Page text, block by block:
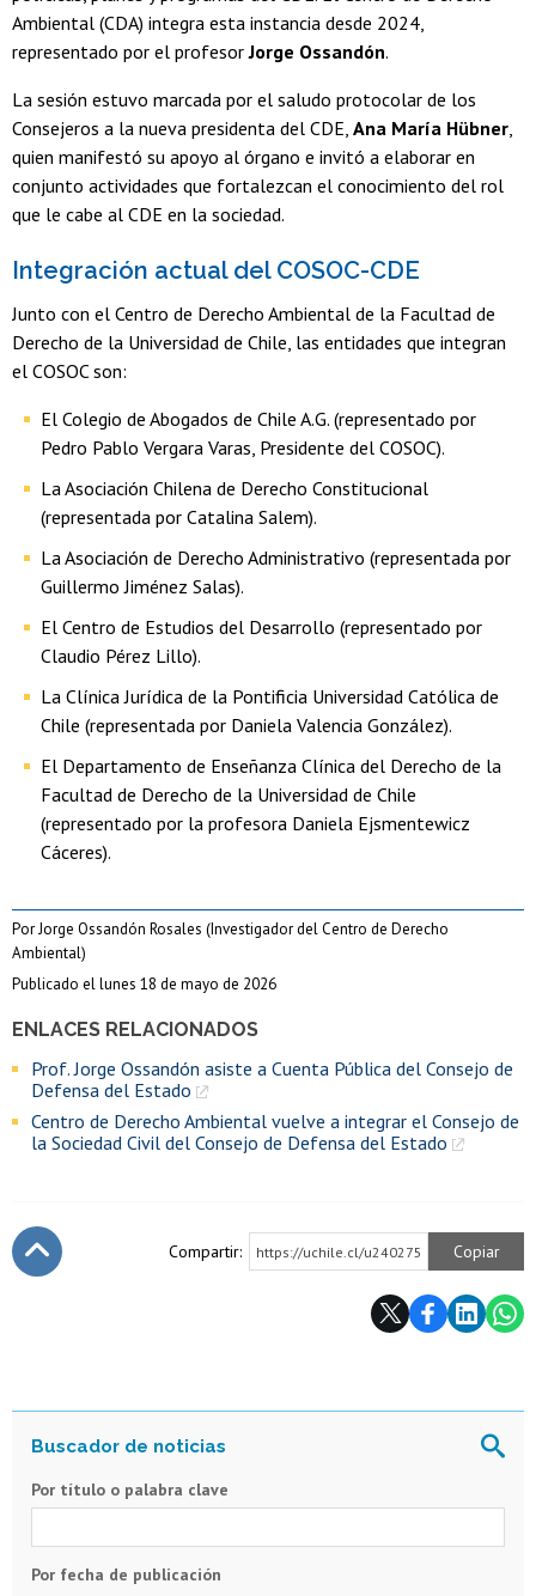
ENLACES RELACIONADOS
Prof. Jorge Ossandón asiste a Cuenta Pública del Consejo de
Defensa del Estado
Centro de Derecho Ambiental vuelve a integrar el Consejo de
la Sociedad Civil del Consejo de Defensa del Estado
Ambiental (CDA) integra esta instancia desde 2024,
representado por el profesorJorge Ossandón.
La sesión estuvo marcada por el saludo protocolar de los
Consejeros a la nueva presidenta del CDE, Ana María Hübner,
quien manifestó su apoyo al órgano e invitó a elaborar en
conjunto actividades que fortalezcan el conocimiento del rol
que le cabe al CDE en la sociedad.
Integración actual del COSOC-CDE
Junto con el Centro de Derecho Ambiental de la Facultad de
Derecho de la Universidad de Chile, las entidades que integran
el COSOC son:
El Colegio de Abogados de Chile A.G. (representado por
Pedro Pablo Vergara Varas, Presidente del COSOC).
La Asociación Chilena de Derecho Constitucional
(representada por Catalina Salem).
La Asociación de Derecho Administrativo (representada por
Guillermo Jiménez Salas).
El Centro de Estudios del Desarrollo (representado por
Claudio Pérez Lillo).
La Clínica Jurídica de la Pontificia Universidad Católica de
Chile (representada por Daniela Valencia González).
El Departamento de Enseñanza Clínica del Derecho de la
Facultad de Derecho de la Universidad de Chile
(representado por la profesora Daniela Ejsmentewicz
Cáceres).
Por Jorge Ossandón Rosales (Investigador del Centro de Derecho
Ambiental)
Publicado el lunes 18 de mayo de 2026
Compartir: https://uchile.cl/u240275 Copiar
Por título o palabra clave